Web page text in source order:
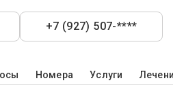
+7 (927) 507-****
Номера Услуги